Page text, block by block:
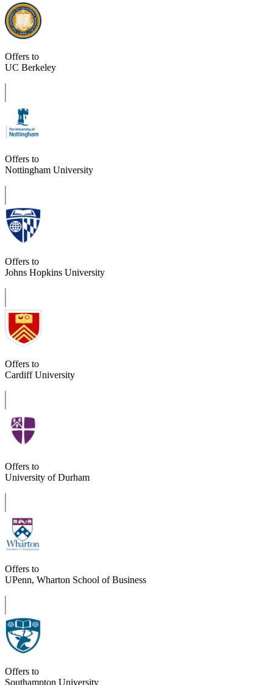
Offers to
UC Berkeley
Offers to
Nottingham University
Offers to
Johns Hopkins University
Offers to
Cardiff University
Offers to
University of Durham
Offers to
UPenn, Wharton School of Business
Offers to
Southampton University